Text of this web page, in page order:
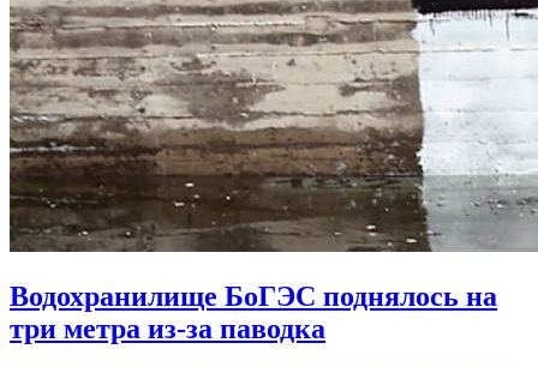
Водохранилище БоГЭС поднялось на
три метра из-за паводка